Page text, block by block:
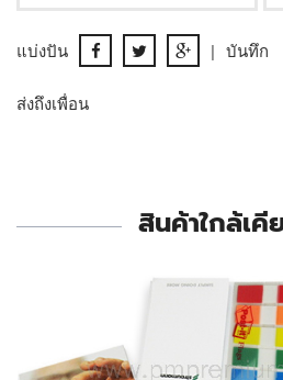
แบ่งปัน | บันทึก
ส่งถึงเพื่อน
สินค้าใกล้เ